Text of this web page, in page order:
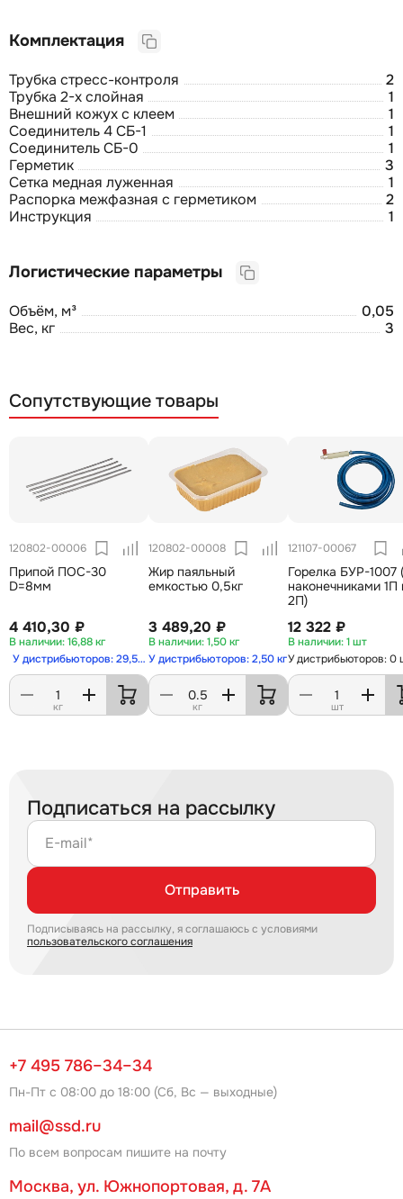
Комплектация
Трубка стресс-контроля
2
Трубка 2-х слойная
1
Внешний кожух с клеем
1
Соединитель 4 СБ-1
1
Соединитель СБ-0
1
Герметик
3
Сетка медная луженная
1
Распорка межфазная с герметиком
2
Инструкция
1
Логистические параметры
Объём, м³
0,05
Вес, кг
3
Сопутствующие товары
120802-00006
Припой ПОС-30
D=8мм
4 410,30 ₽
16,88 кг
У дистрибьюторов: 29,50 кг
кг
120802-00008
Жир паяльный
емкостью 0,5кг
3 489,20 ₽
1,50 кг
У дистрибьюторов: 2,50 кг
кг
121107-00067
Горелка БУР-1007
наконечниками 1П
2П)
12 322 ₽
1 шт
У дистрибьюторов: 0
шт
Подписаться на рассылку
E-mail*
Отправить
Подписываясь на рассылку, я соглашаюсь с условиями
пользовательского соглашения
+7 495 786–34–34
Пн-Пт с 08:00 до 18:00 (Сб, Вс — выходные)
mail@ssd.ru
По всем вопросам пишите на почту
Москва, ул. Южнопортовая, д. 7А